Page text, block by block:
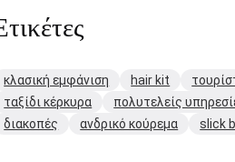
κλασική εμφάνιση hair kit
ταξίδι κέρκυρα
πολυτελείς
διακοπές
ανδρικό κούρεμα slick